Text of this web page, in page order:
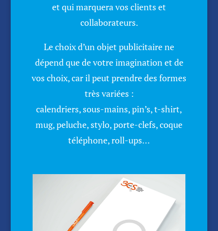
et qui marquera vos clients et
collaborateurs.
Le choix d’un objet publicitaire ne
dépend que de votre imagination et de
vos choix, car il peut prendre des formes
très variées :
calendriers, sous-mains, pin’s, t-shirt,
mug, peluche, stylo, porte-clefs, coque
téléphone, roll-ups…